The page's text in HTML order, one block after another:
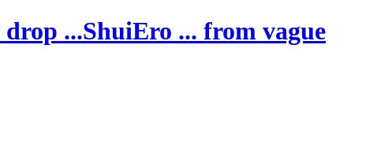
ShuiEro ... from vague